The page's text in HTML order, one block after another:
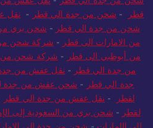
قطر
- شحن من جدة الي قطر - نقل
شحن من جدة الي قطر - شحن بري
من الامارات الى قطر - شركة شحن
من أبوظبي الى قطر - شركة شحن من
من جدة الي قطر - نقل عفش من
جدة الي قطر - شحن عفش من جدة
لقطر
- نقل عفش من جدة الي قطر
لقطر - شحن بري من السعودية إلى